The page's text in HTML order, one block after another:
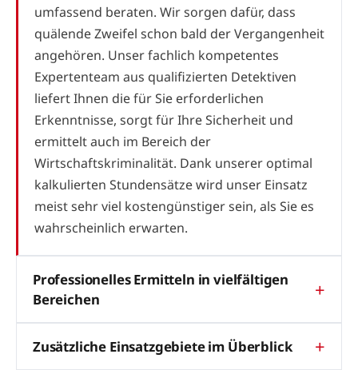
umfassend beraten. Wir sorgen dafür, dass
quälende Zweifel schon bald der Vergangenheit
angehören. Unser fachlich kompetentes
Expertenteam aus qualifizierten Detektiven
liefert Ihnen die für Sie erforderlichen
Erkenntnisse, sorgt für Ihre Sicherheit und
ermittelt auch im Bereich der
Wirtschaftskriminalität. Dank unserer optimal
kalkulierten Stundensätze wird unser Einsatz
meist sehr viel kostengünstiger sein, als Sie es
wahrscheinlich erwarten.
Professionelles Ermitteln in vielfältigen
Bereichen
Zusätzliche Einsatzgebiete im Überblick